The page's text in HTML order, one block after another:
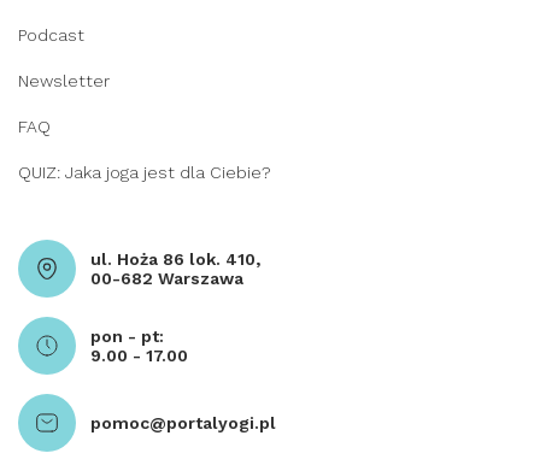
Podcast
Newsletter
FAQ
QUIZ: Jaka joga jest dla Ciebie?
ul. Hoża 86 lok. 410,
00-682 Warszawa
pon - pt:
9.00 - 17.00
pomoc@portalyogi.pl